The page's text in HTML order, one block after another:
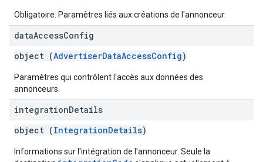
Obligatoire. Paramètres liés aux créations de l'annonceur.
dataAccessConfig
object (AdvertiserDataAccessConfig)
Paramètres qui contrôlent l'accès aux données des
annonceurs.
integrationDetails
object (IntegrationDetails)
Informations sur l'intégration de l'annonceur. Seule la